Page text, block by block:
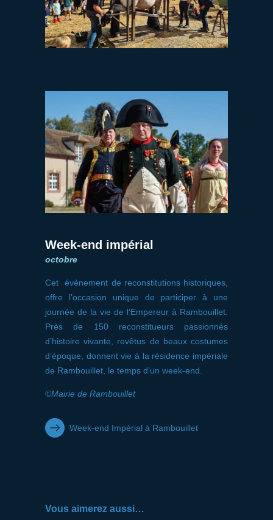
Week-end impérial
octobre
Cet évènement de reconstitutions historiques,
offre l’occasion unique de participer à une
journée de la vie de l’Empereur à Rambouillet.
Près de 150 reconstitueurs passionnés
d’histoire vivante, revêtus de beaux costumes
d’époque, donnent vie à la résidence impériale
de Rambouillet, le temps d’un week-end.
©Mairie de Rambouillet
Week-end Impérial à Rambouillet
Vous aimerez aussi…